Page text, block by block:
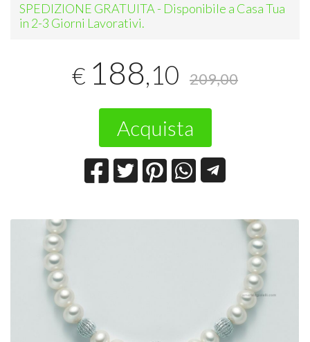
SPEDIZIONE GRATUITA - Disponibile a Casa Tua
in 2-3 Giorni Lavorativi.
€ 188,10 209,00
Acquista